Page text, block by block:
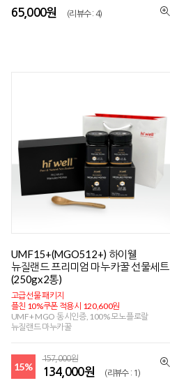
65,000원 (리뷰수 : 4)
UMF15+(MGO512+) 하이웰
뉴질랜드 프리미엄 마누카꿀 선물세트
(250gx2통)
고급선물 패키지
플친 10%쿠폰 적용시 120,600원
UMF+ MGO 동시인증, 100% 모노플로랄
뉴질랜드 마누카꿀
15%
157,000원
134,000원 (리뷰수 : 1)